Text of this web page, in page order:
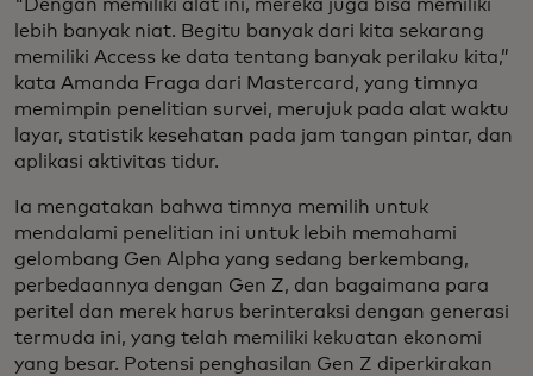
"Dengan memiliki alat ini, mereka juga bisa memiliki
lebih banyak niat. Begitu banyak dari kita sekarang
memiliki Access ke data tentang banyak perilaku kita,”
kata Amanda Fraga dari Mastercard, yang timnya
memimpin penelitian survei, merujuk pada alat waktu
layar, statistik kesehatan pada jam tangan pintar, dan
aplikasi aktivitas tidur.
Ia mengatakan bahwa timnya memilih untuk
mendalami penelitian ini untuk lebih memahami
gelombang Gen Alpha yang sedang berkembang,
perbedaannya dengan Gen Z, dan bagaimana para
peritel dan merek harus berinteraksi dengan generasi
termuda ini, yang telah memiliki kekuatan ekonomi
yang besar. Potensi penghasilan Gen Z diperkirakan